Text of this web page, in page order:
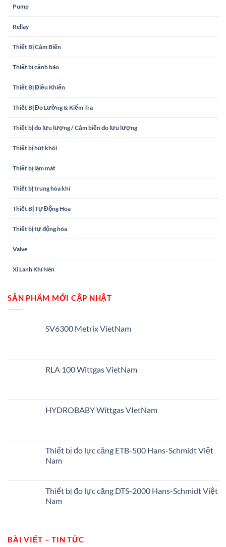
Pump
Rellay
Thiết Bị Cảm Biến
Thiết bị cảnh báo
Thiết Bị Điều Khiển
Thiết Bị Đo Lường & Kiểm Tra
Thiết bị đo lưu lượng / Cảm biến đo lưu lượng
Thiết bị hút khói
Thiết bị làm mát
Thiết bị trung hòa khí
Thiết Bị Tự Động Hóa
Thiết bị tự động hóa
Valve
Xi Lanh Khí Nén
SẢN PHẨM MỚI CẬP NHẬT
SV6300 Metrix VietNam
RLA 100 Wittgas VietNam
HYDROBABY Wittgas VIetNam
Thiết bị đo lực căng ETB-500 Hans-Schmidt Việt
Nam
Thiết bị đo lực căng DTS-2000 Hans-Schmidt Việt
Nam
BÀI VIẾT – TIN TỨC